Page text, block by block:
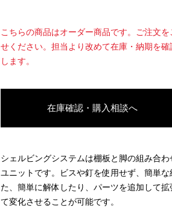
こちらの商品はオーダー商品です。ご注文
せください。担当より改めて在庫・納期を
します。
在庫確認・購入相談へ
シェルビングシステムは棚板と脚の組み合
ユニットです。ビスや釘を使用せず、簡単
た、簡単に解体したり、パーツを追加して
て変化させることが可能です。